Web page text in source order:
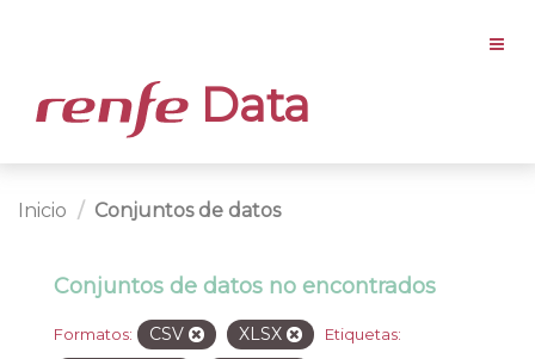
Data
Inicio Conjuntos de datos
Conjuntos de datos no encontrados
Formatos: CSV XLSX Etiquetas: